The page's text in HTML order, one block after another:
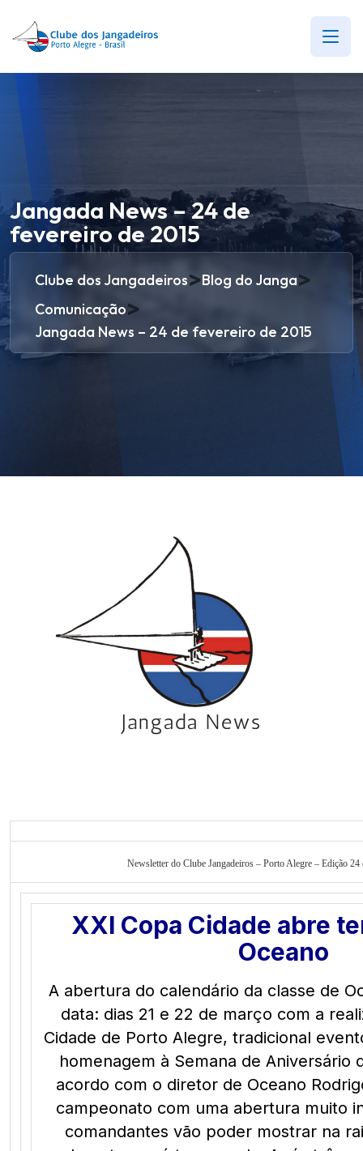
Jangada News – 24 de
fevereiro de 2015
Clube dos Jangadeiros>Blog do Janga>
Comunicação>
Jangada News – 24 de fevereiro de 2015
Newsletter do Clube Jangadeiros – Porto Alegre – Edição 24
XXI Copa Cidade abre
Oceano
A abertura do calendário da classe de
data: dias 21 e 22 de março com a
Cidade de Porto Alegre, tradicional
homenagem à Semana de Aniversário
acordo com o diretor de Oceano
campeonato com uma abertura muito
comandantes vão poder mostrar na